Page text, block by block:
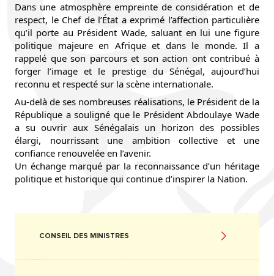
Dans une atmosphère empreinte de considération et de
respect, le Chef de l’État a exprimé l’affection particulière
qu’il porte au Président Wade, saluant en lui une figure
politique majeure en Afrique et dans le monde. Il a
rappelé que son parcours et son action ont contribué à
forger l’image et le prestige du Sénégal, aujourd’hui
reconnu et respecté sur la scène internationale.
Au-delà de ses nombreuses réalisations, le Président de la
République a souligné que le Président Abdoulaye Wade
a su ouvrir aux Sénégalais un horizon des possibles
élargi, nourrissant une ambition collective et une
confiance renouvelée en l’avenir.
Un échange marqué par la reconnaissance d’un héritage
politique et historique qui continue d’inspirer la Nation.
CONSEIL DES MINISTRES